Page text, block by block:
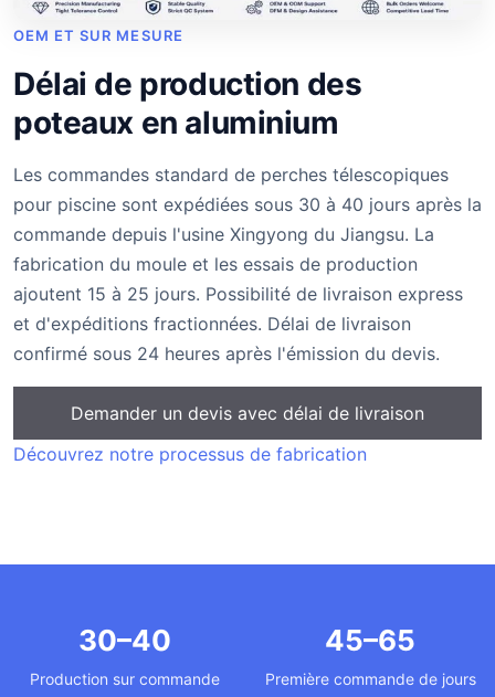
OEM ET SUR MESURE
Délai de production des
poteaux en aluminium
Les commandes standard de perches télescopiques
pour piscine sont expédiées sous 30 à 40 jours après la
commande depuis l'usine Xingyong du Jiangsu. La
fabrication du moule et les essais de production
ajoutent 15 à 25 jours. Possibilité de livraison express
et d'expéditions fractionnées. Délai de livraison
confirmé sous 24 heures après l'émission du devis.
Demander un devis avec délai de livraison
Découvrez notre processus de fabrication
30–40
Production sur commande
45–65
Première commande de jours